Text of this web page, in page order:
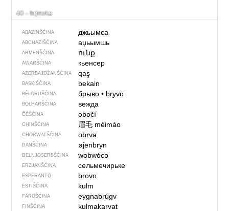
40 – brjowka
ABAZINŠĆINA джьымса
ABCHAZIŠĆINA аџьымшь
ARMENŠĆINA ունք
AWARŠĆINA кьенсер
AZERBAJDŹANŠĆINA qaş
BASKIŠĆINA bekain
BĚŁORUŠĆINA брыво• bryvo
BOŁHARŠĆINA вежда
ČĚŠĆINA obočí
CHINŠĆINA 眉毛 méimáo
CHORWATŠĆINA obrva
DANŠĆINA øjenbryn
DELNJOSERBŠĆINA wobwóco
ERZJANŠĆINA сельмечирьке
ESPERANTO brovo
ESTIŠĆINA kulm
FÄRÖŠĆINA eygnabrúgv
FINŠĆINA kulmakarvat